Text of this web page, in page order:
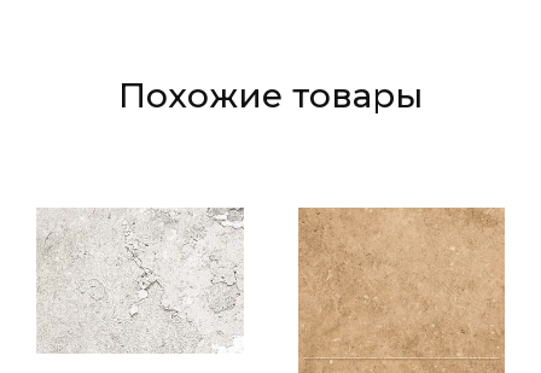
Похожие товары